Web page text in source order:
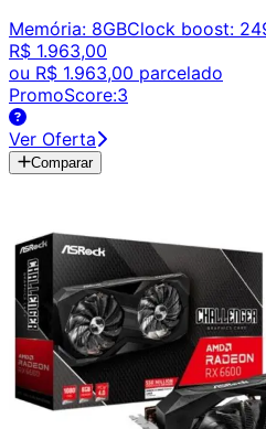
Memória: 8GBClock boost:
R$ 1.963,00
ou R$ 1.963,00 parcelado
PromoScore:3
Ver Oferta
Comparar